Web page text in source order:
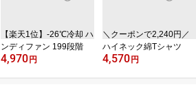
【楽天1位】‐26℃冷却 ハ
ンディファン 199段階
4,970 円
＼クーポンで2,240円／
ハイネック綿Tシャツ
4,570 円